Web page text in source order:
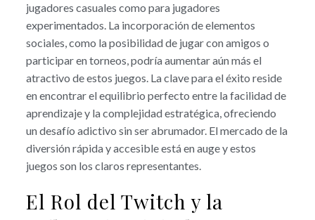
jugadores casuales como para jugadores
experimentados. La incorporación de elementos
sociales, como la posibilidad de jugar con amigos o
participar en torneos, podría aumentar aún más el
atractivo de estos juegos. La clave para el éxito reside
en encontrar el equilibrio perfecto entre la facilidad de
aprendizaje y la complejidad estratégica, ofreciendo
un desafío adictivo sin ser abrumador. El mercado de la
diversión rápida y accesible está en auge y estos
juegos son los claros representantes.
El Rol del Twitch y la